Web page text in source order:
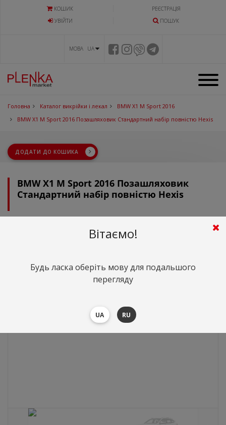
КОШИК
РЕЄСТРАЦІЯ
УВIЙТИ
ПОШУК
МОВА UA
Головна Каталог викрійки і лекал
BMW X1 M Sport 2016
BMW X1 M Sport 2016 Позашляховик Стандартний набір повністю Hexis
ДОДАТИ ДО КОШИКА
BMW X1 M Sport 2016 Позашляховик
Стандартний набір повністю Hexis
грн.($0)
Вітаємо!
Будь ласка оберіть мову для подальшого
перегляду
UA RU